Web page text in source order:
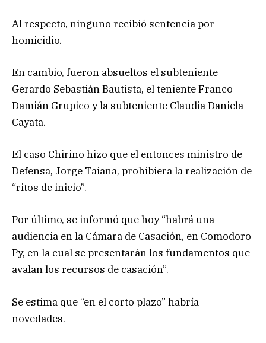
Al respecto, ninguno recibió sentencia por
homicidio.
En cambio, fueron absueltos el subteniente
Gerardo Sebastián Bautista, el teniente Franco
Damián Grupico y la subteniente Claudia Daniela
Cayata.
El caso Chirino hizo que el entonces ministro de
Defensa, Jorge Taiana, prohibiera la realización de
“ritos de inicio”.
Por último, se informó que hoy “habrá una
audiencia en la Cámara de Casación, en Comodoro
Py, en la cual se presentarán los fundamentos que
avalan los recursos de casación”.
Se estima que “en el corto plazo” habría
novedades.